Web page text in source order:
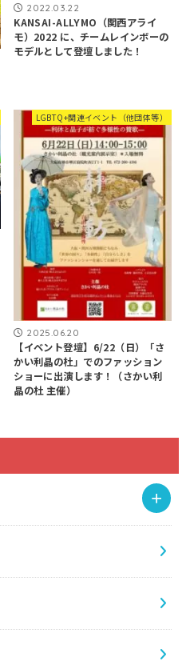
2022.03.22
KANSAI-ALLYMO（関西アライ
モ）2022 に、チームレインボーの
モデルとして登壇しました！
LGBTQ+関連イベント（他団体等）
2025.06.20
【イベント登壇】6/22（日）「さ
かい利晶の杜」でのファッション
ショーに出演します！（さかい利
晶の杜 主催）